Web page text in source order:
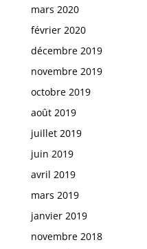
mars 2020
février 2020
décembre 2019
novembre 2019
octobre 2019
août 2019
juillet 2019
juin 2019
avril 2019
mars 2019
janvier 2019
novembre 2018